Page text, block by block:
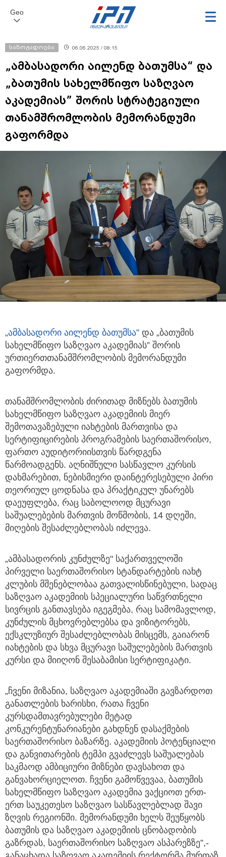
Geo
საზოგადოება 06.06.2025 / 08:15
„ამბასადორი აილენდ ბათუმსა“ და
„ბათუმის სახელმწიფო საზღვაო
აკადემიას” შორის სტრატეგიული
თანამშრომლობის მემორანდუმი
გაფორმდა
„ამბასადორი აილენდ ბათუმსა” და „ბათუმის
სახელმწიფო საზღვაო აკადემიას” შორის
ურთიერთთანამშრომლობის მემორანდუმი
გაფორმდა.
თანამშრომლობის ძირითად მიზნებს ბათუმის
სახელმწიფო საზღვაო აკადემიის მიერ
შემოთავაზებული იახტების მართვისა და
სერტიფიცირების პროგრამების საერთაშორისო,
ფართო აუდიტორიისთვის წარდგენა
წარმოადგენს. აღნიშნული სასწავლო კურსის
დახმარებით, ნებისმიერი დაინტერესებული პირი
თეორიულ ცოდნასა და პრაქტიკულ უნარებს
დაეუფლება, რაც საბოლოოდ მცურავი
საშუალებების მართვის მოწმობის, 14 დღეში,
მიღების შესაძლებლობას იძლევა.
„ამბასადორის კუნძულზე" საქართველოში
პირველი საერთაშორისო სტანდარტების იახტ
კლუბის მშენებლობაა გათვალისწინებული, სადაც
საზღვაო აკადემიის სპეციალური საწვრთნელი
სივრცის განთავსება იგეგმება, რაც სამომავლოდ,
კუნძულის მცხოვრებლებსა და ვიზიტორებს,
ექსკლუზიურ შესაძლებლობას მისცემს, გაიარონ
იახტების და სხვა მცურავი საშულებების მართვის
კურსი და მიიღონ შესაბამისი სერტიფიკატი.
„ჩვენი მიზანია, საზღვაო აკადემიაში გავზარდოთ
განათლების ხარისხი, რათა ჩვენი
კურსდამთავრებულები მეტად
კონკურენტუნარიანები გახდნენ დასაქმების
საერთაშორისო ბაზარზე. აკადემიის პოტენციალი
და განვითარების ტემპი გვაძლევს საშუალებას
საკმაოდ ამბიციური მიზნები დავსახოთ და
განვახორციელოთ. ჩვენი გამოწვევაა, ბათუმის
სახელმწიფო საზღვაო აკადემია ვაქციოთ ერთ-
ერთ საუკეთესო საზღვაო სასწავლებლად შავი
ზღვის რეგიონში. მემორანდუმი ხელს შეუწყობს
ბათუმის და საზღვაო აკადემიის ცნობადობის
გაზრდას, საერთაშორისო საზღვაო ასპარეზზე”,-